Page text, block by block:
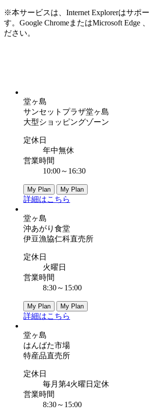
※本サービスは、Internet Explorerはサポ
す。Google ChromeまたはMicrosoft Edge
ださい。
堂ヶ島
サンセットプラザ堂ヶ島
大型ショッピングゾーン
定休日
年中無休
営業時間
10:00～16:30
My Plan My Plan
詳細はこちら
堂ヶ島
沖あがり食堂
伊豆漁協仁科直売所
定休日
火曜日
営業時間
8:30～15:00
My Plan My Plan
詳細はこちら
堂ヶ島
はんばた市場
特産品直売所
定休日
毎月第4火曜日定休
営業時間
8:30～15:00